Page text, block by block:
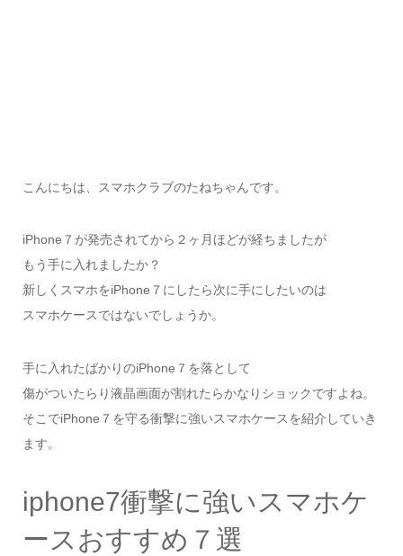
こんにちは、スマホクラブのたねちゃんです。
iPhone７が発売されてから２ヶ月ほどが経ちましたが
もう手に入れましたか？
新しくスマホをiPhone７にしたら次に手にしたいのは
スマホケースではないでしょうか。
手に入れたばかりのiPhone７を落として
傷がついたらり液晶画面が割れたらかなりショックですよね。
そこでiPhone７を守る衝撃に強いスマホケースを紹介していき
ます。
iphone7衝撃に強いスマホケ
ースおすすめ７選